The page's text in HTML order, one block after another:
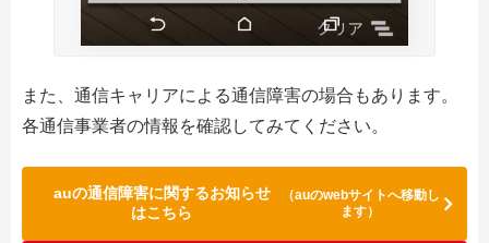
また、通信キャリアによる通信障害の場合もあります。
各通信事業者の情報を確認してみてください。
auの通信障害に関するお知らせ
はこちら
（auのwebサイトへ移動し
ます）